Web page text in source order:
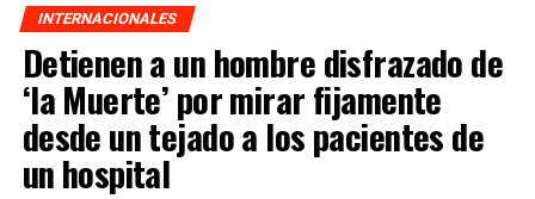
INTERNACIONALES
Detienen a un hombre disfrazado de
‘la Muerte’ por mirar fijamente
desde un tejado a los pacientes de
un hospital